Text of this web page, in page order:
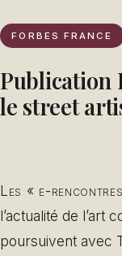
FORBES FRANCE
Publication
le street
Les « e-
l’actualité de l’art
poursuivent avec